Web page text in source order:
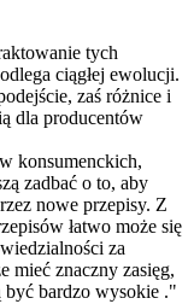
tych
ciągłej ewolucji.
zaś różnice i
dla producentów
konsumenckich,
zadbać o to, aby
nowe przepisy. Z
łatwo może się
za
mieć znaczny zasięg,
być bardzo wysokie ."